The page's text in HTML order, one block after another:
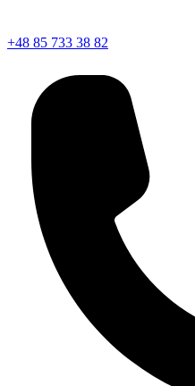
+48 85 733 38 82